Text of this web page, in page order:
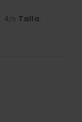
: 4/5 Talla: